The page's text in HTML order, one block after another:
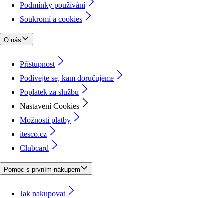
Podmínky používání
Soukromí a cookies
O nás
Přístupnost
Podívejte se, kam doručujeme
Poplatek za službu
Nastavení Cookies
Možnosti platby
itesco.cz
Clubcard
Pomoc s prvním nákupem
Jak nakupovat